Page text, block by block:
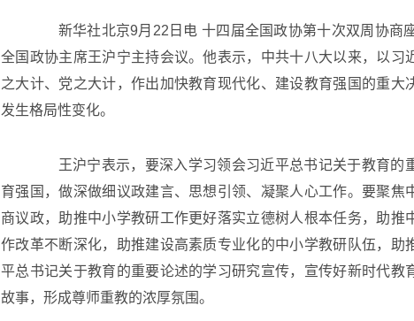
新华社北京9月22日电 十四届全国政协第十次双周协商座
全国政协主席王沪宁主持会议。他表示，中共十八大以来，以习
之大计、党之大计，作出加快教育现代化、建设教育强国的重大
发生格局性变化。
王沪宁表示，要深入学习领会习近平总书记关于教育的
育强国，做深做细议政建言、思想引领、凝聚人心工作。要聚
商议政，助推中小学教研工作更好落实立德树人根本任务，助
作改革不断深化，助推建设高素质专业化的中小学教研队伍，
平总书记关于教育的重要论述的学习研究宣传，宣传好新时代教
故事，形成尊师重教的浓厚氛围。